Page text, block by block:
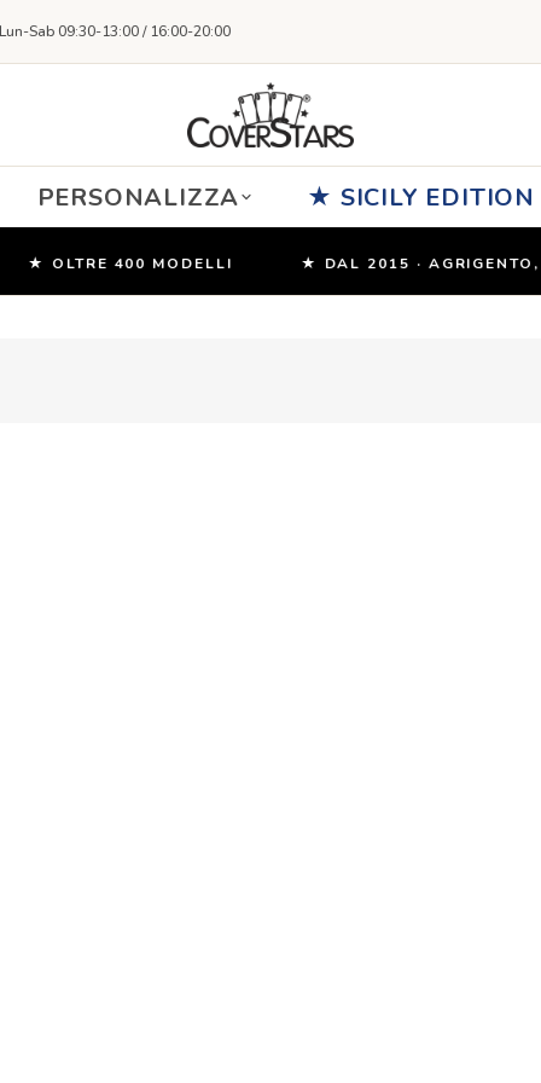
Lun-Sab 09:30-13:00 / 16:00-20:00
PERSONALIZZA ★ SICILY EDITION
OLTRE 400 MODELLI ★ DAL 2015 · AGRIGENTO,